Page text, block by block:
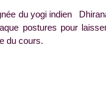
yogi indien
postures pour
du cours.